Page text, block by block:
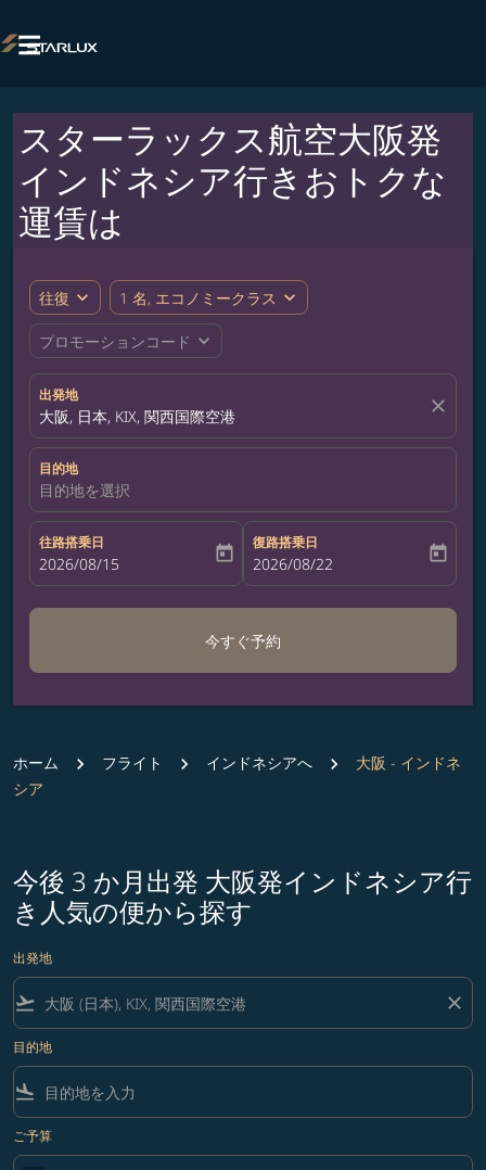

スターラックス航空大阪発
インドネシア行きおトクな
運賃は
往復 expand_more 1 名, エコノミークラス expand_more
プロモーションコード expand_more
出発地
大阪, 日本, KIX, 関西国際空港 close
目的地
目的地を選択
往路搭乗日
fc-booking-departure-date-aria-label
2026/08/15 today
復路搭乗日
fc-booking-return-date-aria-label
2026/08/22 today
今すぐ予約
ホーム フライト インドネシアへ
大阪 - インドネ
シア
今後 3 か月出発 大阪発インドネシア行
き人気の便から探す
出発地
flight_takeoff close
目的地
flight_land
ご予算